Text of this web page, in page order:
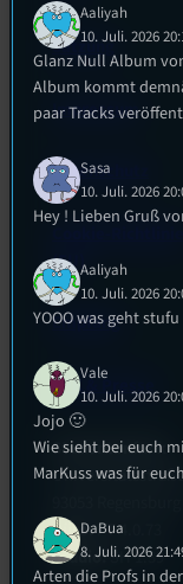
Satzung
Impressum
Datenschutz
Cookie-Richtlinie
(EU)
Empfang
EPK & Presse
Studentenfunk
Universitätsstraße
Büro:PT 4.0.73
Studio:SH 1.39
Aaliyah
10. Juli. 2026
Glanz Null Album
Album kommt
paar Tracks
Sasa
10. Juli. 2026
Hey ! Lieben Gruß
Aaliyah
10. Juli. 2026
YOOO was geht stufu
Vale
10. Juli. 2026
Jojo 🙂
Wie sieht bei euch
MarKuss was für
DaBua
8. Juli. 2026
Arten die Profs in